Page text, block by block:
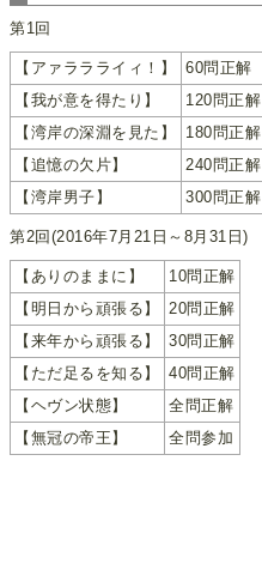
第1回
【アァララライィ！】
60問正解
【我が意を得たり】
120問正解
【湾岸の深淵を見た】
180問正解
【追憶の欠片】
240問正解
【湾岸男子】
300問正解
第2回(2016年7月21日～8月31日)
【ありのままに】
10問正解
【明日から頑張る】
20問正解
【来年から頑張る】
30問正解
【ただ足るを知る】
40問正解
【ヘヴン状態】
全問正解
【無冠の帝王】
全問参加